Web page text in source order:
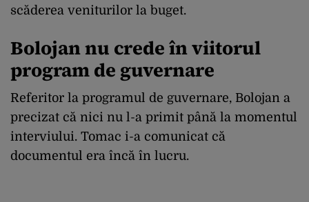
scăderea veniturilor la buget.
Bolojan nu crede în viitorul
program de guvernare
Referitor la programul de guvernare, Bolojan a
precizat că nici nu l-a primit până la momentul
interviului. Tomac i-a comunicat că
documentul era încă în lucru.